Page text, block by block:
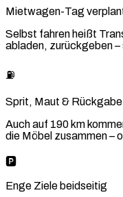
Mietwagen-Tag
Selbst fahren heißt
abladen, zurückgeben
⛽
Sprit, Maut & Rückgabe
Auch auf 190 km
die Möbel zusammen –
🅿️
Enge Ziele beidseitig